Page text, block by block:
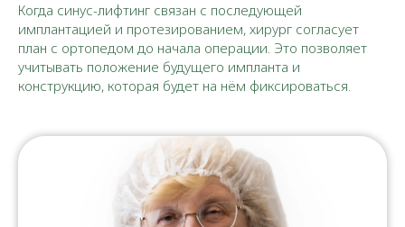
Когда синус-лифтинг связан с последующей
имплантацией и протезированием, хирург согласует
план с ортопедом до начала операции. Это позволяет
учитывать положение будущего импланта и
конструкцию, которая будет на нём фиксироваться.